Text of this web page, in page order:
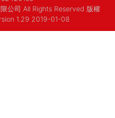
公司 All Rights Reserved 版權
1.29 2019-01-08